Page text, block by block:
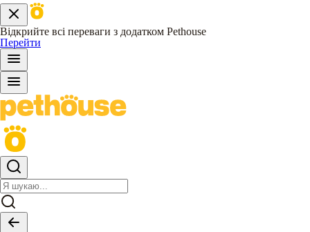
Відкрийте всі переваги з додатком Pethouse
Перейти